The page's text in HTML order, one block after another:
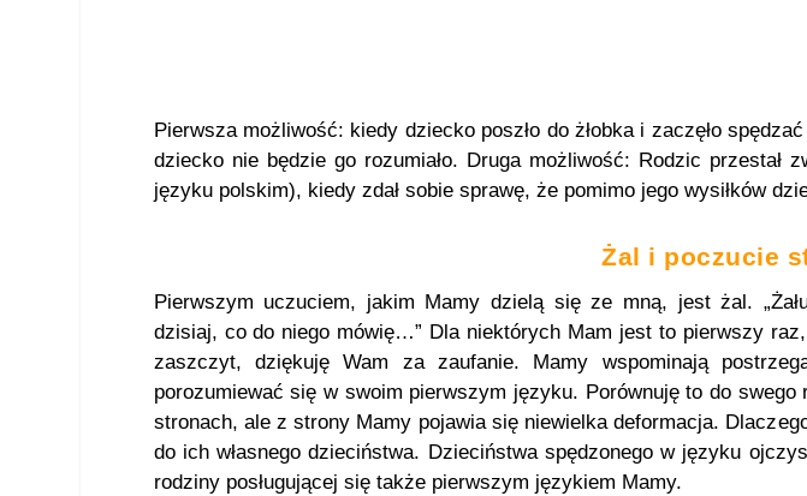
Pierwsza możliwość: kiedy dziecko poszło do żłobka i zaczęło
dziecko nie będzie go rozumiało. Druga możliwość: Rodzic
języku polskim), kiedy zdał sobie sprawę, że pomimo jego wysiłków
Żal i poczucie
Pierwszym uczuciem, jakim Mamy dzielą się ze mną, jest żal.
dzisiaj, co do niego mówię…” Dla niektórych Mam jest to pierwszy
zaszczyt, dziękuję Wam za zaufanie. Mamy wspominają
porozumiewać się w swoim pierwszym języku. Porównuję to do
stronach, ale z strony Mamy pojawia się niewielka deformacja.
do ich własnego dzieciństwa. Dzieciństwa spędzonego w języku
rodziny posługującej się także pierwszym językiem Mamy.